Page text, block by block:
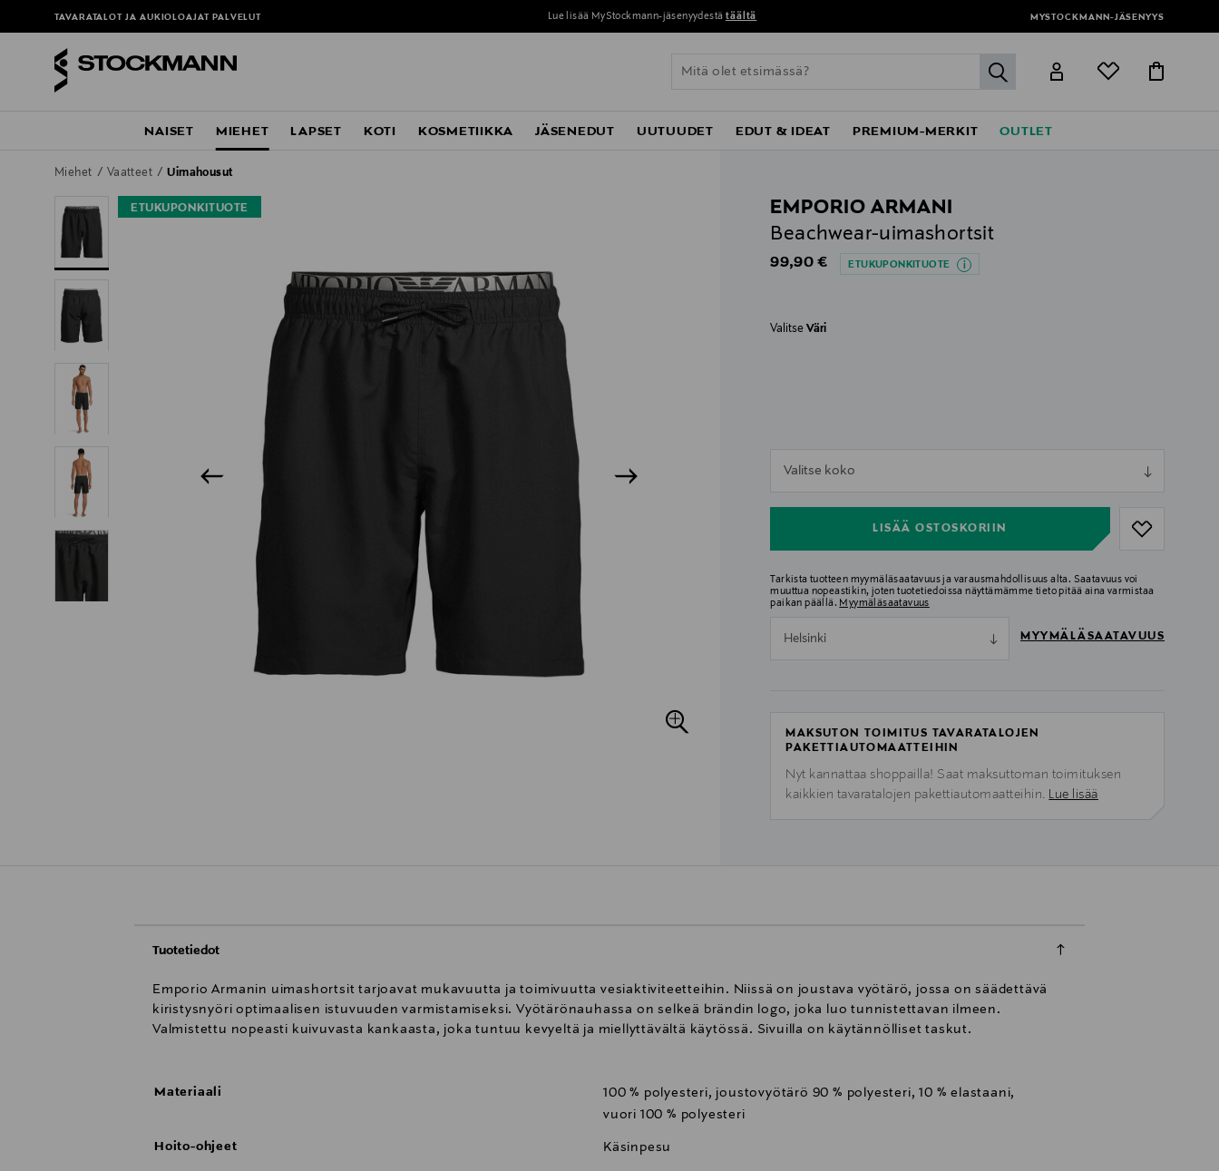
TAVARATALOT JA AUKIOLOAJAT PALVELUT Lue lisää MyStockmann-jäsenyydestä täältä MYSTOCKMANN-JÄSENYYS
label.header.go
NAISET MIEHET LAPSET KOTI KOSMETIIKKA JÄSENEDUT UUTUUDET EDUT & IDEAT PREMIUM-MERKIT OUTLET
Miehet Vaatteet Uimahousut
ETUKUPONKITUOTE
EMPORIO ARMANI
Beachwear-uimashortsit
Original Price
99,90 € ETUKUPONKITUOTE
ValitseVäri
Valitse koko
LISÄÄ OSTOSKORIIN
Tarkista tuotteen myymäläsaatavuus ja varausmahdollisuus alta. Saatavuus voi
muuttua nopeastikin, joten tuotetiedoissa näyttämämme tieto pitää aina varmistaa
paikan päällä. Myymäläsaatavuus
Helsinki MYYMÄLÄSAATAVUUS
MAKSUTON TOIMITUS TAVARATALOJEN
PAKETTIAUTOMAATTEIHIN
Nyt kannattaa shoppailla! Saat maksuttoman toimituksen
kaikkien tavaratalojen pakettiautomaatteihin. Lue lisää
Tuotetiedot
Emporio Armanin uimashortsit tarjoavat mukavuutta ja toimivuutta vesiaktiviteetteihin. Niissä on joustava vyötärö, jossa on säädettävä
kiristysnyöri optimaalisen istuvuuden varmistamiseksi. Vyötärönauhassa on selkeä brändin logo, joka luo tunnistettavan ilmeen.
Valmistettu nopeasti kuivuvasta kankaasta, joka tuntuu kevyeltä ja miellyttävältä käytössä. Sivuilla on käytännölliset taskut.
Materiaali
100 % polyesteri, joustovyötärö 90 % polyesteri, 10 % elastaani,
vuori 100 % polyesteri
Hoito-ohjeet Käsinpesu